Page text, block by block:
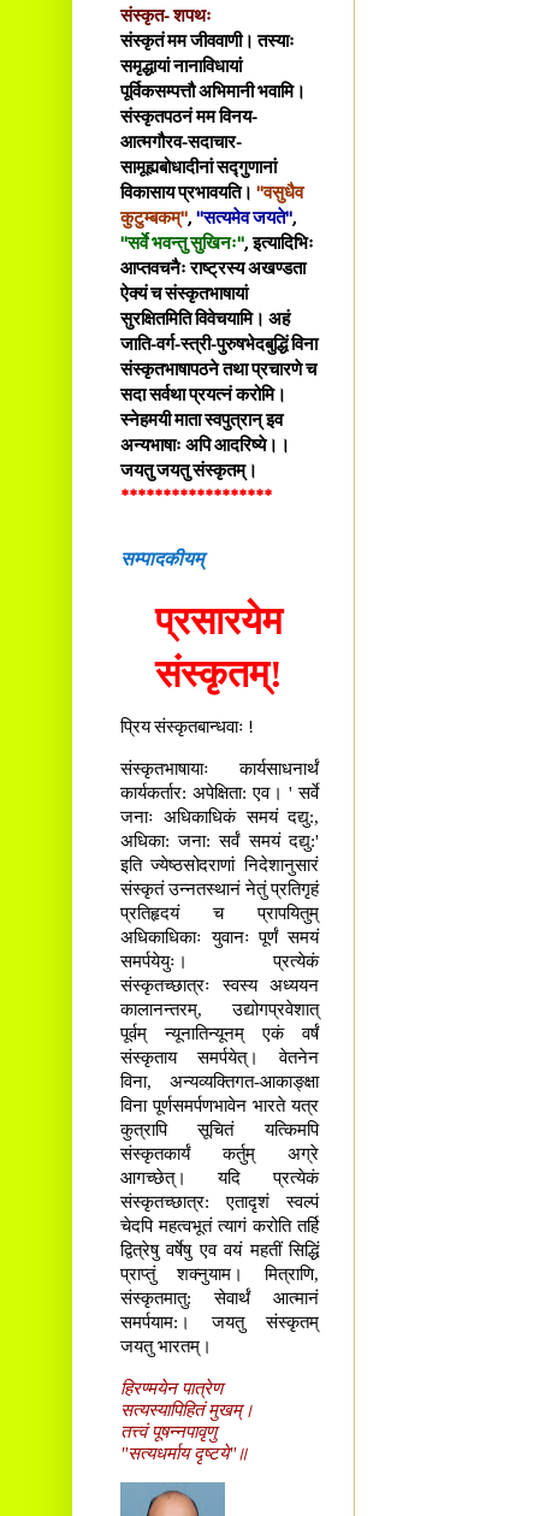
संस्कृत- शपथः
संस्कृतं मम जीववाणी। तस्याः
समृद्धायां नानाविधायां
पूर्विकसम्पत्तौ अभिमानी भवामि।
संस्कृतपठनं मम विनय-
आत्मगौरव-सदाचार-
सामूह्यबोधादीनां सद्गुणानां
विकासाय प्रभावयति। "वसुधैव
कुटुम्बकम्", "सत्यमेव जयते",
"सर्वे भवन्तु सुखिनः", इत्यादिभिः
आप्तवचनैः राष्ट्रस्य अखण्डता
ऐक्यं च संस्कृतभाषायां
सुरक्षितमिति विवेचयामि। अहं
जाति-वर्ग-स्त्री-पुरुषभेदबुद्धिं विना
संस्कृतभाषापठने तथा प्रचारणे च
सदा सर्वथा प्रयत्नं करोमि।
स्नेहमयी माता स्वपुत्रान् इव
अन्यभाषाः अपि आदरिष्ये।।
जयतु जयतु संस्कृतम्।
******************
सम्पादकीयम्
प्रसारयेम
संस्कृतम्!
प्रिय संस्कृतबान्धवाः !
संस्कृतभाषायाः कार्यसाधनार्थं
कार्यकर्तार: अपेक्षिता: एव। ' सर्वे
जनाः अधिकाधिकं समयं दद्यु:,
अधिका: जना: सर्वं समयं दद्यु:'
इति ज्येष्ठसोदराणां निदेशानुसारं
संस्कृतं उन्नतस्थानं नेतुं प्रतिगृहं
प्रतिहृदयं च प्रापयितुम्
अधिकाधिकाः युवानः पूर्णं समयं
समर्पयेयुः। प्रत्येकं
संस्कृतच्छात्रः स्वस्य अध्ययन
कालानन्तरम्, उद्योगप्रवेशात्
पूर्वम् न्यूनातिन्यूनम् एकं वर्षं
संस्कृताय समर्पयेत्। वेतनेन
विना, अन्यव्यक्तिगत-आकाङ्क्षा
विना पूर्णसमर्पणभावेन भारते यत्र
कुत्रापि सूचितं यत्किमपि
संस्कृतकार्यं कर्तुम् अग्रे
आगच्छेत्। यदि प्रत्येकं
संस्कृतच्छात्र: एतादृशं स्वल्पं
चेदपि महत्वभूतं त्यागं करोति तर्हि
द्वित्रेषु वर्षेषु एव वयं महतीं सिद्धिं
प्राप्तुं शक्नुयाम। मित्राणि,
संस्कृतमातु: सेवार्थं आत्मानं
समर्पयाम:। जयतु संस्कृतम्
जयतु भारतम्।
हिरण्मयेन पात्रेण
सत्यस्यापिहितं मुखम्।
तत्त्वं पूषन्नपावृणु
"सत्यधर्माय दृष्टये"॥